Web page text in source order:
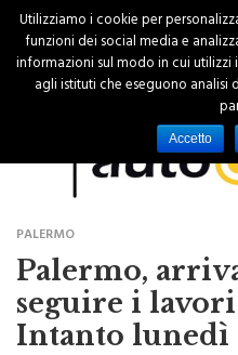
PALERMO
Palermo,
seguire i
Intanto lunedì
Utilizziamo i cookie per
funzioni dei social media e
informazioni sul modo in cui
agli istituti che eseguono
Accetto